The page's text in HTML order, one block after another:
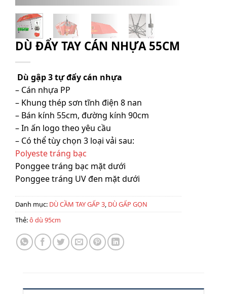
DÙ ĐẨY TAY CÁN NHỰA 55CM
Dù gập 3 tự đẩy cán nhựa
– Cán nhựa PP
– Khung thép sơn tĩnh điện 8 nan
– Bán kính 55cm, đường kính 90cm
– In ấn logo theo yêu cầu
– Có thể tùy chọn 3 loại vải sau:
Polyeste tráng bạc
Ponggee tráng bạc mặt dưới
Ponggee tráng UV đen mặt dưới
Danh mục: DÙ CẦM TAY GẤP 3, DÙ GẤP GỌN
Thẻ:ô dù 95cm